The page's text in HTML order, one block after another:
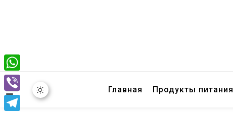
Главная Продукты питания
WhatsApp
Viber